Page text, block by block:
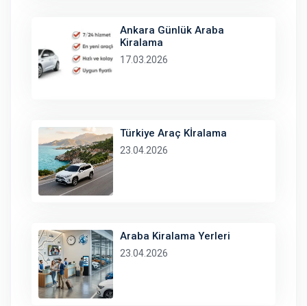
Ankara Günlük Araba
Kiralama
17.03.2026
Türkiye Araç Kİralama
23.04.2026
Araba Kiralama Yerleri
23.04.2026